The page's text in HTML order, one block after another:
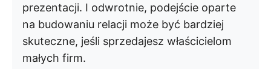
prezentacji. I odwrotnie, podejście oparte
na budowaniu relacji może być bardziej
skuteczne, jeśli sprzedajesz właścicielom
małych firm.